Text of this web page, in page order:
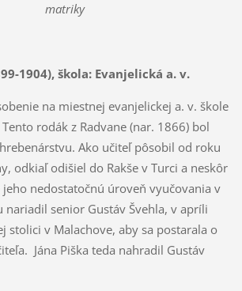
matriky
1904), škola: Evanjelická a. v.
na miestnej evanjelickej a. v. škole
rodák z Radvane (nar. 1866) bol
Ako učiteľ pôsobil od roku
odkiaľ odišiel do Rakše v Turci a neskôr
jeho nedostatočnú úroveň vyučovania v
nariadil senior Gustáv Švehla, v apríli
stolici v Malachove, aby sa postarala o
Jána Piška teda nahradil Gustáv